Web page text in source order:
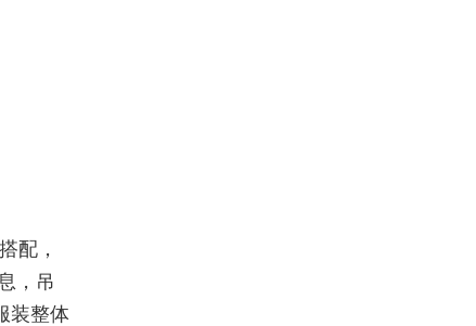
配，
，吊
装整体